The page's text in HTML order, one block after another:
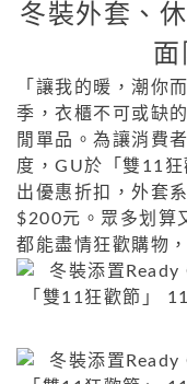
冬裝外套、
面
「讓我的暖，潮你
季，衣櫃不可或缺
閒單品。為讓消費
度，GU於「雙11
出優惠折扣，外套
$200元。眾多划算
都能盡情狂歡購物